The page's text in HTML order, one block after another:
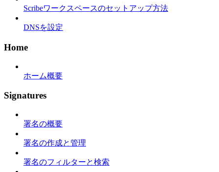
Scribeワークスペースのセットアップ方法
DNSを設定
Home
ホーム概要
Signatures
署名の概要
署名の作成と管理
署名のフィルターと検索